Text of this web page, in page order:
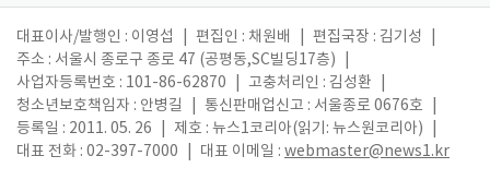
대표이사/발행인 : 이영섭 편집인 : 채원배 편집국장 : 김기성
주소 : 서울시 종로구 종로 47 (공평동,SC빌딩17층)
사업자등록번호 : 101-86-62870
고충처리인 : 김성환
청소년보호책임자 : 안병길
통신판매업신고 : 서울종로 0676호
등록일 : 2011. 05. 26
제호 : 뉴스1코리아(읽기: 뉴스원코리아)
대표 전화 : 02-397-7000
대표 이메일 : webmaster@news1.kr